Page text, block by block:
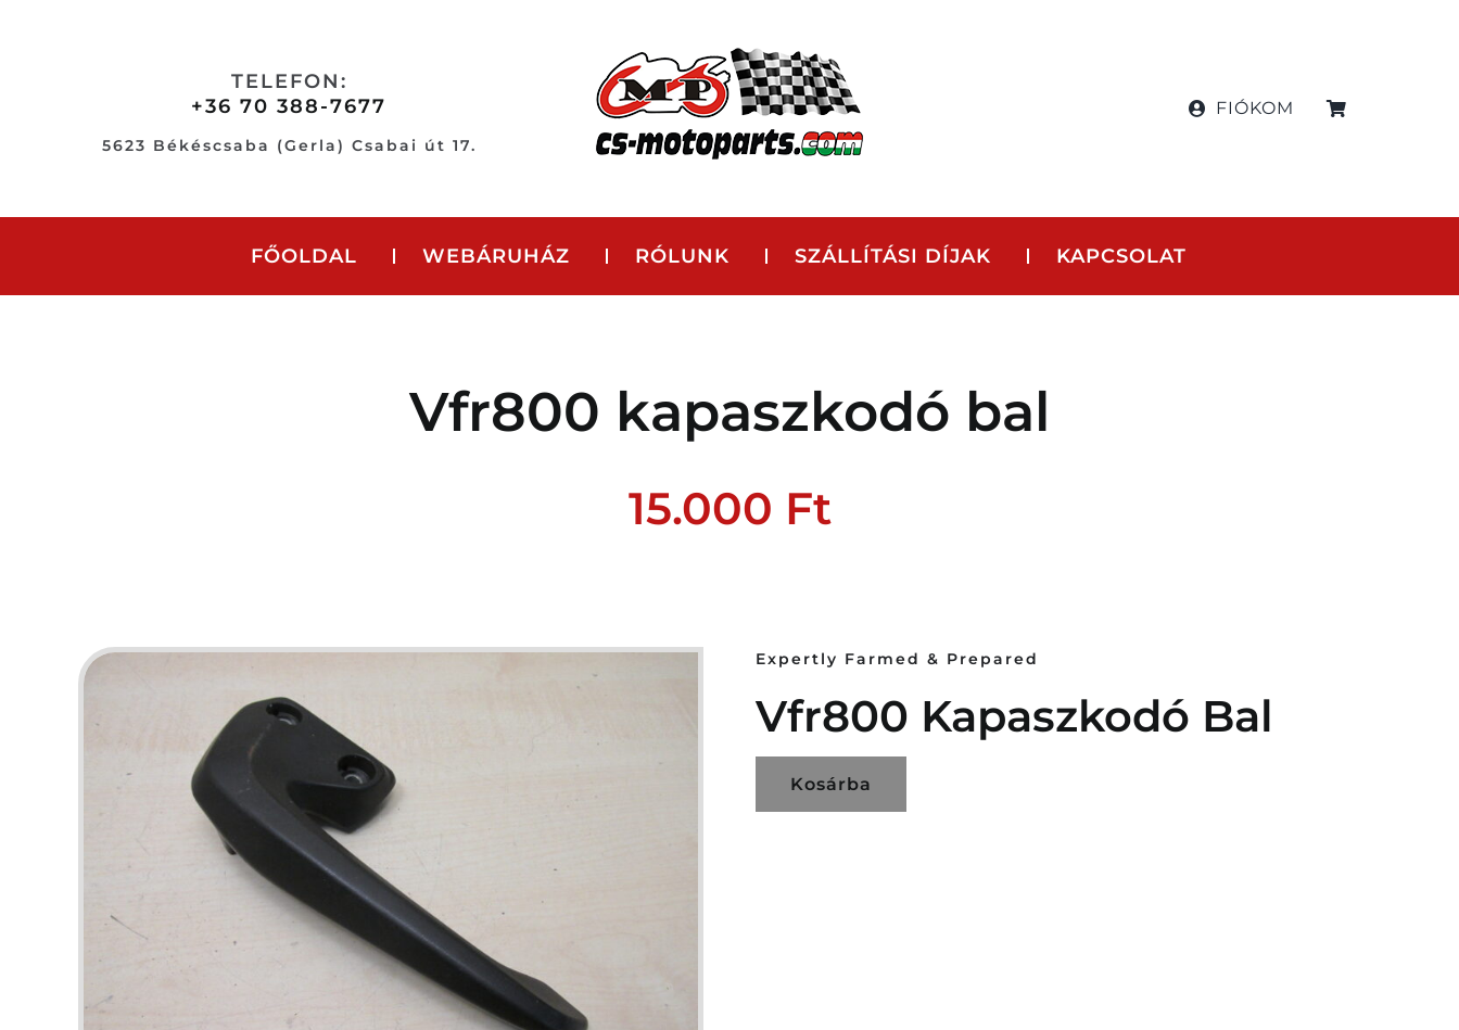
TELEFON:
+36 70 388-7677
5623 Békéscsaba (Gerla) Csabai út 17.
FIÓKOM
FŐOLDAL WEBÁRUHÁZ RÓLUNK SZÁLLÍTÁSI DÍJAK KAPCSOLAT
Vfr800 kapaszkodó bal
15.000 Ft
Expertly Farmed & Prepared
Vfr800 Kapaszkodó Bal
Kosárba